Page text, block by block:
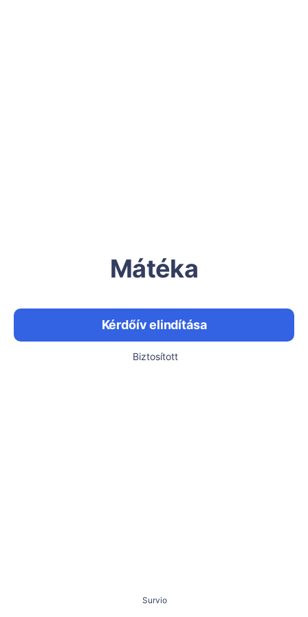
Mátéka
Kérdőív elindítása
Biztosított
Survio